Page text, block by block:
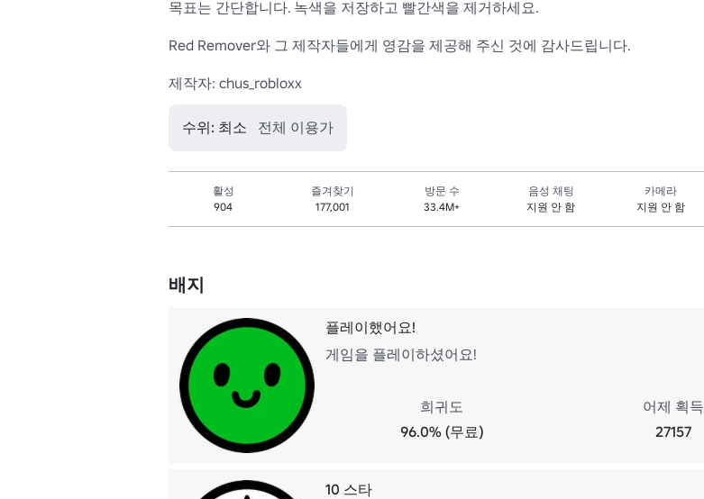
목표는 간단합니다. 녹색을 저장하고 빨간색을 제거하세요.
Red Remover와 그 제작자들에게 영감을 제공해 주신 것에 감사드립니다.
제작자: chus_robloxx
수위: 최소 전체 이용가
활성
904
즐겨찾기
177,001
방문 수
33.4M+
음성 채팅
지원 안 함
카메라
지원 안 함
배지
플레이했어요!
게임을 플레이하셨어요!
희귀도
96.0% (무료)
어제 획득
27157
10 스타